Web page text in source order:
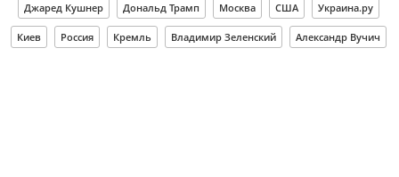
Джаред Кушнер Дональд Трамп Москва США Украина.ру
Киев Россия Кремль Владимир Зеленский Александр Вучич